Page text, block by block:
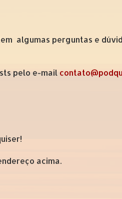
algumas perguntas e
pelo e-mail
acima.